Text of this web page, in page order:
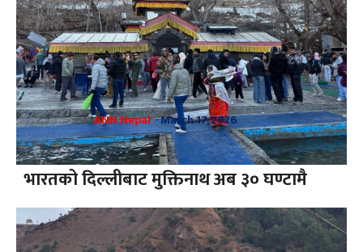
ANN Nepal -March 17, 2026
भारतको दिल्लीबाट मुक्तिनाथ अब ३० घण्टामै